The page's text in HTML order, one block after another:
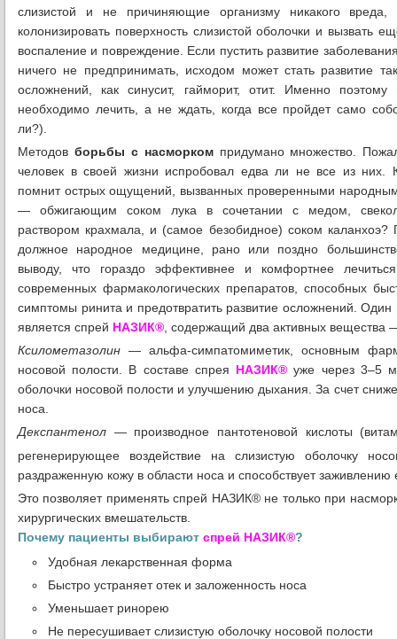
слизистой и не причиняющие организму никакого вреда,
колонизировать поверхность слизистой оболочки и вызвать
воспаление и повреждение. Если пустить развитие
ничего не предпринимать, исходом может стать развитие
осложнений, как синусит, гайморит, отит. Именно поэтому
необходимо лечить, а не ждать, когда все пройдет само
ли?).
Методов борьбы с насморкомпридумано множество.
человек в своей жизни испробовал едва ли не все из них.
помнит острых ощущений, вызванных проверенными
— обжигающим соком лука в сочетании с медом,
раствором крахмала, и (самое безобидное) соком каланхоэ?
должное народное медицине, рано или поздно
выводу, что гораздо эффективнее и комфортнее
современных фармакологических препаратов, способных
симптомы ринита и предотвратить развитие осложнений. Один
является спрей НАЗИК® , содержащий два активных вещества
Ксилометазолин — альфа-симпатомиметик, основным
носовой полости. В составе спрея НАЗИК® уже через 3–5
оболочки носовой полости и улучшению дыхания. За счет
носа.
Декспантенол — производное пантотеновой кислоты
регенерирующее воздействие на слизистую оболочку
раздраженную кожу в области носа и способствует
Это позволяет применять спрей НАЗИК® не только при
хирургических вмешательств.
Почему пациенты выбирают спрей НАЗИК®?
Удобная лекарственная форма
Быстро устраняет отек и заложенность носа
Уменьшает ринорею
Не пересушивает слизистую оболочку носовой полости